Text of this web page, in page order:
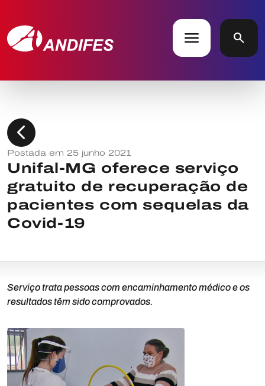
menu search
chevron_left
Postada em 25 junho 2021
Unifal-MG oferece serviço
gratuito de recuperação de
pacientes com sequelas da
Covid-19
Serviço trata pessoas com encaminhamento médico e os
resultados têm sido comprovados.